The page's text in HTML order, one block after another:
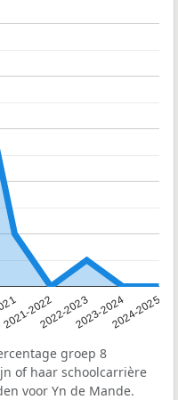
2021-20222022-20232023-20242024-2025
groep 8
of haar schoolcarrière
voor Yn de Mande.